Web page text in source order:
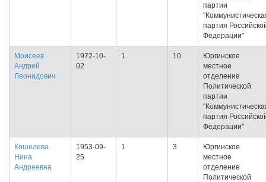
партии
партия
Федерации"
Моисеев
Андрей
Леонидович
1972-10-
02
1 10
Юргинское
местное
отделение
Политической
партии
партия
Федерации"
Кошелева
Нина
Андреевна
1953-09-
25
1 3
Юргинское
местное
отделение
Политической